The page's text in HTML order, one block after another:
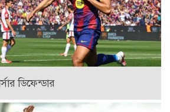
ডিফেন্ডার